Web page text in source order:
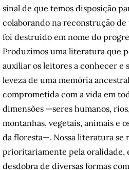
sinal de que temos disposição
colaborando na reconstrução de
foi destruído em nome do
Produzimos uma literatura que
auxiliar os leitores a conhecer e
leveza de uma memória
comprometida com a vida em
dimensões —seres humanos, rios,
montanhas, vegetais, animais e
da floresta—. Nossa literatura se
prioritariamente pela oralidade,
desdobra de diversas formas